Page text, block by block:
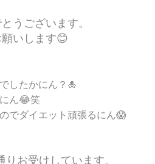
うございます。
いします😊
したかにん？🎍
ん😂笑
でダイエット頑張るにん😱
お受けしています。